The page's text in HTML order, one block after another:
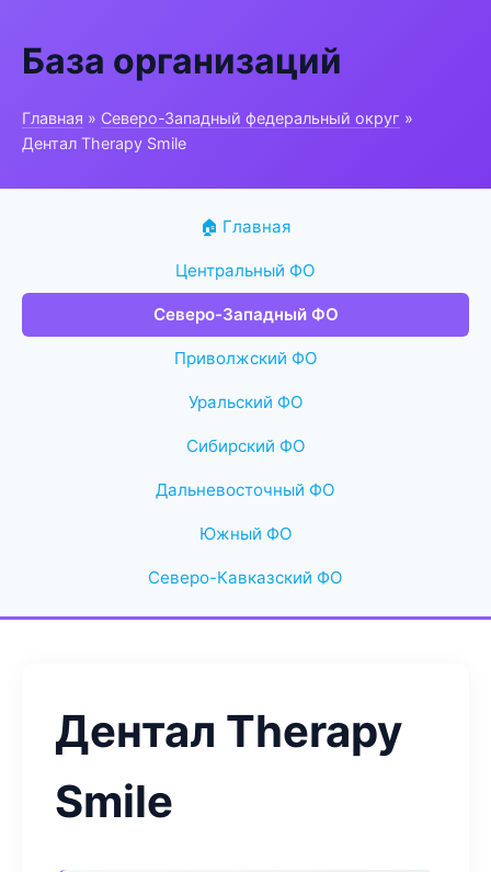
База организаций
Главная » Северо-Западный федеральный округ »
Дентал Therapy Smile
🏠 Главная
Центральный ФО
Северо-Западный ФО
Приволжский ФО
Уральский ФО
Сибирский ФО
Дальневосточный ФО
Южный ФО
Северо-Кавказский ФО
Дентал Therapy
Smile